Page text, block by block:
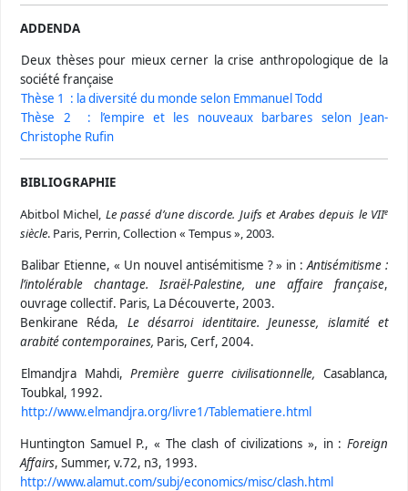
ADDENDA
Deux thèses pour mieux cerner la crise anthropologique de la
société française
Thèse 1 : la diversité du monde selon EmmanuelTodd
Thèse 2 : l’empire et les nouveaux barbares selon Jean-
Christophe Rufin
BIBLIOGRAPHIE
Abitbol Michel, Le passé d’une discorde. Juifs et Arabes depuis le VIIe
siècle. Paris, Perrin, Collection « Tempus », 2003.
Balibar Etienne, « Un nouvel antisémitisme ? » in :Antisémitisme :
l’intolérable chantage. Israël-Palestine, une affaire française,
ouvrage collectif. Paris, La Découverte, 2003.
Benkirane Réda, Le désarroi identitaire. Jeunesse, islamité et
arabité contemporaines, Paris, Cerf, 2004.
Elmandjra Mahdi,Première guerre civilisationnelle,Casablanca,
Toubkal, 1992.
http://www.elmandjra.org/livre1/Tablematiere.html
Huntington Samuel P., « The clash of civilizations », in :Foreign
Affairs, Summer, v.72, n3, 1993.
http://www.alamut.com/subj/economics/misc/clash.html